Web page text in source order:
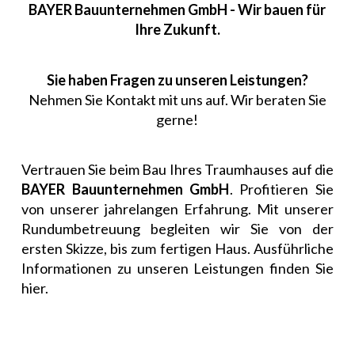
BAYER Bauunternehmen GmbH - Wir bauen für
Ihre Zukunft.
Sie haben Fragen zu unseren Leistungen?
Nehmen Sie Kontakt mit uns auf. Wir beraten Sie
gerne!
Vertrauen Sie beim Bau Ihres Traumhauses auf die
BAYER Bauunternehmen GmbH. Profitieren Sie
von unserer jahrelangen Erfahrung. Mit unserer
Rundumbetreuung begleiten wir Sie von der
ersten Skizze, bis zum fertigen Haus. Ausführliche
Informationen zu unseren Leistungen finden Sie
hier.